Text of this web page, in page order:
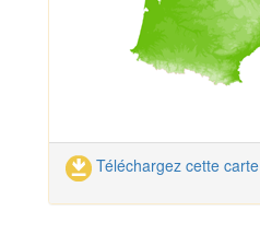
Téléchargez cette carte